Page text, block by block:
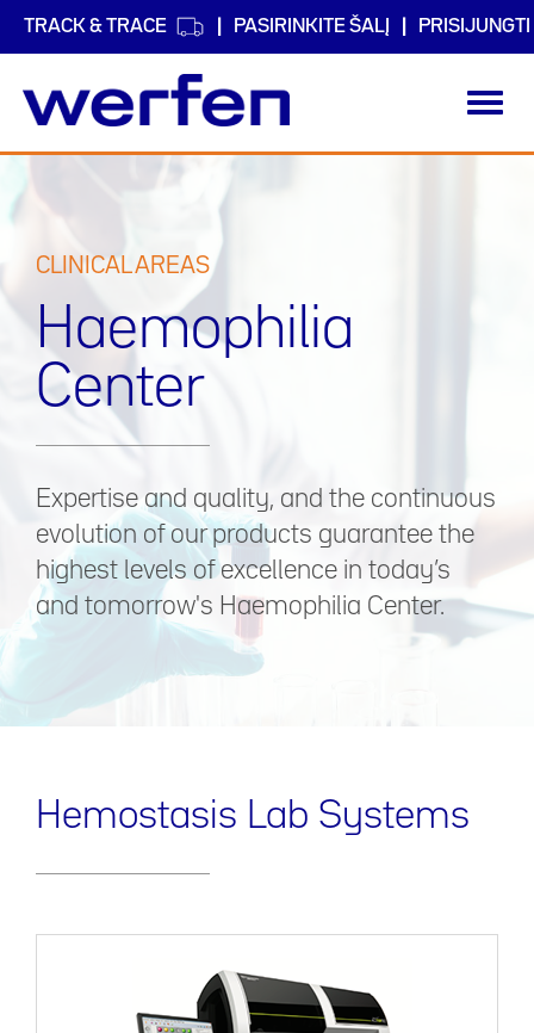
TRACK & TRACE PASIRINKITE ŠALĮ PRISIJUNGTI
pagrindinį
CLINICAL AREAS
Haemophilia
Center
Expertise and quality, and the continuous
evolution of our products guarantee the
highest levels of excellence in today’s
and tomorrow's Haemophilia Center.
Hemostasis Lab Systems